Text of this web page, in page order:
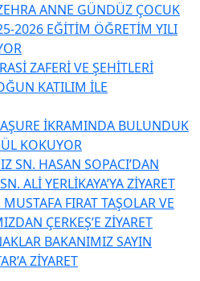
ANNE GÜNDÜZ ÇOCUK
2026 EĞİTİM ÖĞRETİM YILI
ZAFERİ VE ŞEHİTLERİ
KATILIM İLE
İKRAMINDA BULUNDUK
KOKUYOR
SN. HASAN SOPACI’DAN
ALİ YERLİKAYA’YA ZİYARET
FIRAT TAŞOLAR VE
ÇERKEŞ’E ZİYARET
BAKANIMIZ SAYIN
ZİYARET